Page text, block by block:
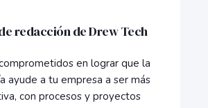
redacción de Drew Tech
en lograr que la
ayude a tu empresa a ser más
con procesos y proyectos